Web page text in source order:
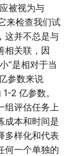
被视为与
来检查我们试
这并不总是与
相关联 ，因
”是相对于当
参数来说
2 亿参数。
组评估任务上
成本和时间是
多样化和代表
何一个单独的